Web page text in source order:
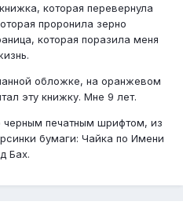
которая перевернула
проронила зерно
которая поразила меня
обложке, на оранжевом
эту книжку. Мне 9 лет.
печатным шрифтом, из
бумаги: Чайка по Имени
Бах.